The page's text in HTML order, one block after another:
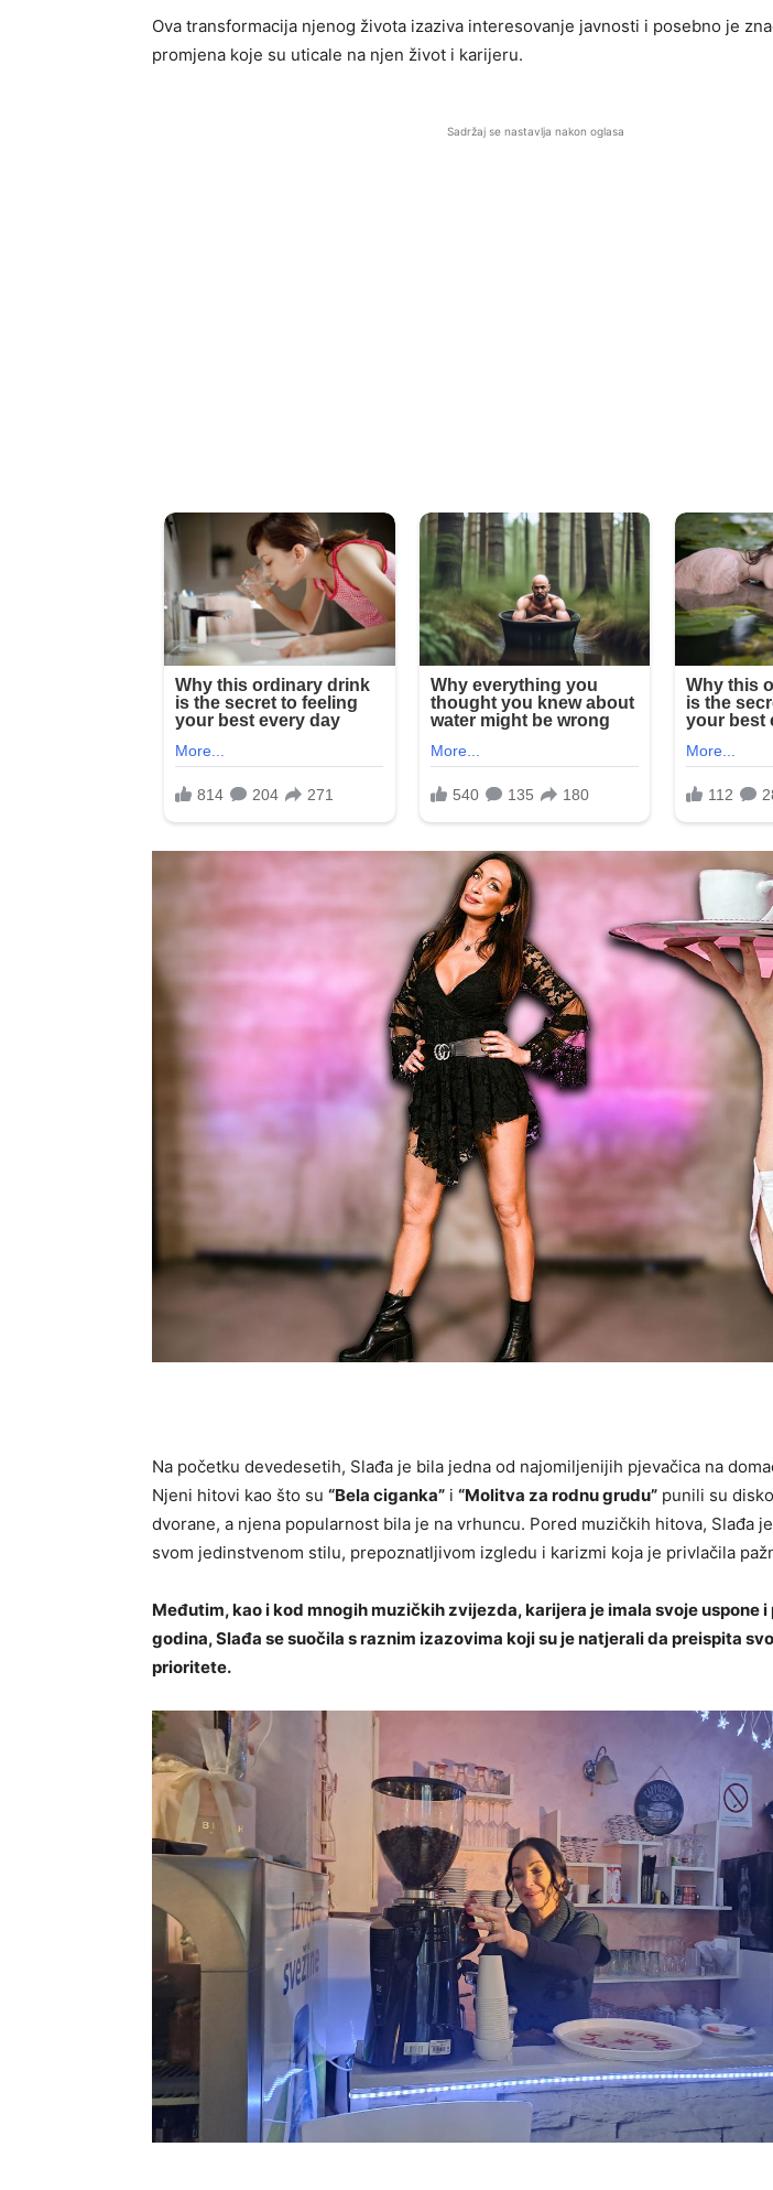
Ova transformacija njenog života izaziva interesovanje javnosti i posebno je
promjena koje su uticale na njen život i karijeru.
Sadržaj se nastavlja nakon oglasa
Na početku devedesetih, Slađa je bila jedna od najomiljenijih pjevačica na
Njeni hitovi kao što su “Bela ciganka” i “Molitva za rodnu grudu” punili su
dvorane, a njena popularnost bila je na vrhuncu. Pored muzičkih hitova, Slađa
svom jedinstvenom stilu, prepoznatljivom izgledu i karizmi koja je privlačila
Međutim, kao i kod mnogih muzičkih zvijezda, karijera je imala svoje uspone i
godina, Slađa se suočila s raznim izazovima koji su je natjerali da preispita
prioritete.